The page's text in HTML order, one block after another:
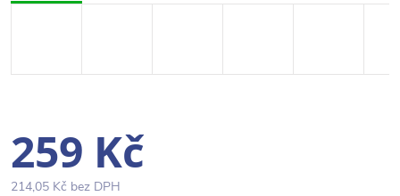
259 Kč
214,05 Kč bez DPH